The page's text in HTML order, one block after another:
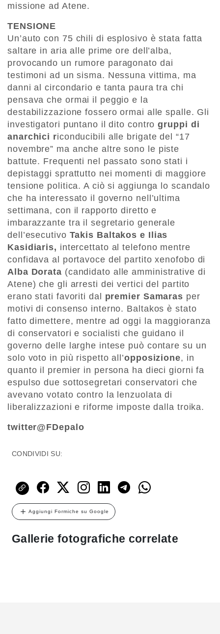
missione ad Atene.
TENSIONE
Un’auto con 75 chili di esplosivo è stata fatta
saltare in aria alle prime ore dell’alba,
provocando un rumore paragonato dai
testimoni ad un sisma. Nessuna vittima, ma
danni al circondario e tanta paura tra chi
pensava che ormai il peggio e la
destabilizzazione fossero ormai alle spalle. Gli
investigatori puntano il dito controgruppi di
anarchici riconducibili alle brigate del “17
novembre” ma anche altre sono le piste
battute. Frequenti nel passato sono stati i
depistaggi sprattutto nei momenti di maggiore
tensione politica. A ciò si aggiunga lo scandalo
che ha interessato il governo nell’ultima
settimana, con il rapporto diretto e
imbarazzante tra il segretario generale
dell’esecutivo Takis Baltakos e Ilias
Kasidiaris, intercettato al telefono mentre
confidava al portavoce del partito xenofobo di
Alba Dorata (candidato alle amministrative di
Atene) che gli arresti dei vertici del partito
erano stati favoriti dal premier Samaras per
motivi di consenso interno. Baltakos è stato
fatto dimettere, mentre ad oggi la maggioranza
di conservatori e socialisti che guidano il
governo delle larghe intese può contare su un
solo voto in più rispetto all’opposizione, in
quanto il premier in persona ha dieci giorni fa
espulso due sottosegretari conservatori che
avevano votato contro la lenzuolata di
liberalizzazioni e riforme imposte dalla troika.
twitter@FDepalo
CONDIVIDI SU:
Aggiungi Formiche su Google
Gallerie fotografiche correlate